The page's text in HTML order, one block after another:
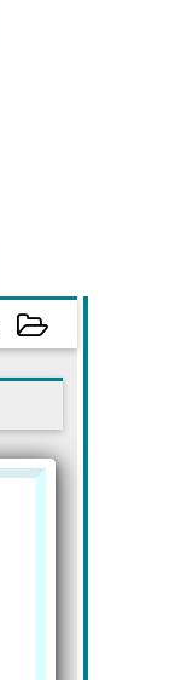
2021-06-29 08:33:56